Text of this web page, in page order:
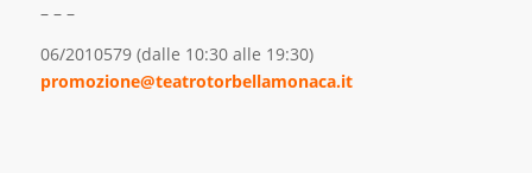
– – –
06/2010579 (dalle 10:30 alle 19:30)
promozione@teatrotorbellamonaca.it